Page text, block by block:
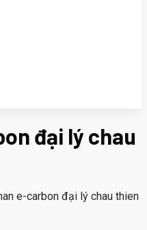
đại lý chau
e-carbon đại lý chau thien